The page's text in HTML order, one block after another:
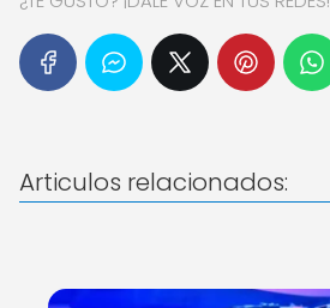
Articulos relacionados: